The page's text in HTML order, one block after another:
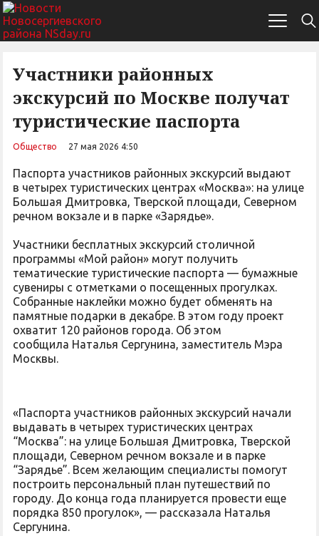
Участники районных
экскурсий по Москве получат
туристические паспорта
Общество 27 мая 2026 4:50
Паспорта участников районных экскурсий выдают
в четырех туристических центрах «Москва»: на улице
Большая Дмитровка, Тверской площади, Северном
речном вокзале и в парке «Зарядье».
Участники бесплатных экскурсий столичной
программы «Мой район» могут получить
тематические туристические паспорта — бумажные
сувениры с отметками о посещенных прогулках.
Собранные наклейки можно будет обменять на
памятные подарки в декабре. В этом году проект
охватит 120 районов города. Об этом
сообщила Наталья Сергунина, заместитель Мэра
Москвы.
«Паспорта участников районных экскурсий начали
выдавать в четырех туристических центрах
“Москва”: на улице Большая Дмитровка, Тверской
площади, Северном речном вокзале и в парке
“Зарядье”. Всем желающим специалисты помогут
построить персональный план путешествий по
городу. До конца года планируется провести еще
порядка 850 прогулок», — рассказала Наталья
Сергунина.